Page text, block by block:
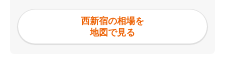
西新宿の相場を
地図で見る